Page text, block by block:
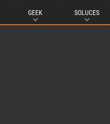
GEEK SOLUCES